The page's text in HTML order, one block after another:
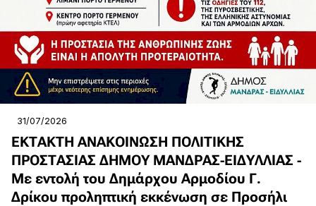
31/07/2026
ΕΚΤΑΚΤΗ ΑΝΑΚΟΙΝΩΣΗ ΠΟΛΙΤΙΚΗΣ
ΠΡΟΣΤΑΣΙΑΣ ΔΗΜΟΥ ΜΑΝΔΡΑΣ-ΕΙΔΥΛΛΙΑΣ -
Με εντολή του Δημάρχου Αρμοδίου Γ.
Δρίκου προληπτική εκκένωση σε Προσήλι